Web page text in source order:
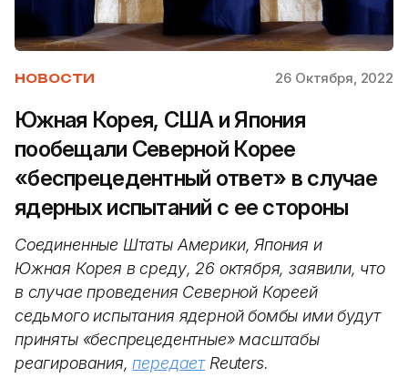
НОВОСТИ 26 Октября, 2022
Южная Корея, США и Япония
пообещали Северной Корее
«беспрецедентный ответ» в случае
ядерных испытаний с ее стороны
Соединенные Штаты Америки, Япония и
Южная Корея в среду, 26 октября, заявили, что
в случае проведения Северной Кореей
седьмого испытания ядерной бомбы ими будут
приняты «беспрецедентные» масштабы
реагирования,передаетReuters.